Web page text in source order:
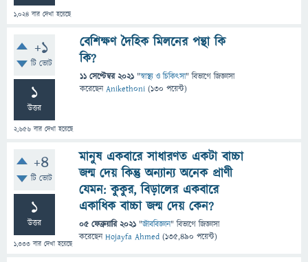
1,024 বার দেখা হয়েছে
+1
টি ভোট
1
উত্তর
2,656 বার দেখা হয়েছে
বেশিক্ষণ দৈহিক মিলনের পন্থা কি
কি?
11 সেপ্টেম্বর 2021 "স্বাস্থ্য ও চিকিৎসা" বিভাগে জিজ্ঞাসা
করেছেনAniketh0ni (130 পয়েন্ট)
+4
টি ভোট
1
উত্তর
1,333 বার দেখা হয়েছে
মানুষ একবারে সাধারণত একটা বাচ্চা
জন্ম দেয় কিন্তু অন্যান্য অনেক প্রাণী
যেমন: কুকুর, বিড়ালের একবারে
একাধিক বাচ্চা জন্ম দেয় কেন?
05 ফেব্রুয়ারি 2021 "জীববিজ্ঞান" বিভাগে জিজ্ঞাসা
করেছেনHojayfa Ahmed (135,490 পয়েন্ট)